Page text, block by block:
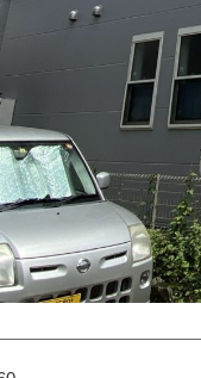
装 店